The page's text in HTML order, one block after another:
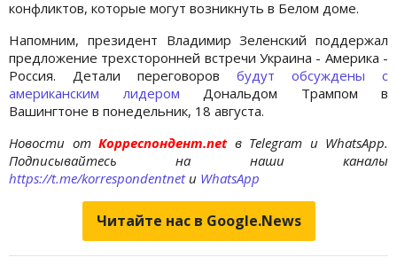
конфликтов, которые могут возникнуть в Белом доме.
Напомним, президент Владимир Зеленский поддержал
предложение трехсторонней встречи Украина - Америка -
Россия. Детали переговоров будут обсуждены с
американским лидером Дональдом Трампом в
Вашингтоне в понедельник, 18 августа.
Новости отКорреспондент.net в Telegram и WhatsApp.
Подписывайтесь на наши каналы
https://t.me/korrespondentnetи WhatsApp
Читайте нас в Google.News